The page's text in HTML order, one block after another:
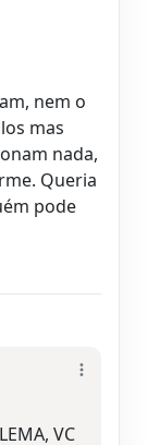
nem o
mas
nada,
Queria
pode
VC